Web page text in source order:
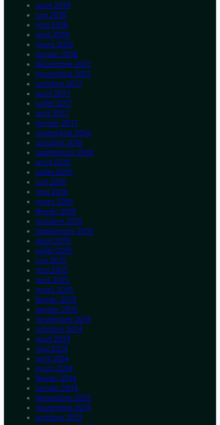
août 2018
juin 2018
mai 2018
avril 2018
mars 2018
janvier 2018
décembre 2017
novembre 2017
octobre 2017
août 2017
juillet 2017
avril 2017
janvier 2017
novembre 2016
octobre 2016
septembre 2016
août 2016
juillet 2016
juin 2016
mai 2016
mars 2016
février 2016
octobre 2015
septembre 2015
août 2015
juillet 2015
juin 2015
mai 2015
avril 2015
mars 2015
février 2015
janvier 2015
novembre 2014
octobre 2014
août 2014
mai 2014
avril 2014
mars 2014
février 2014
janvier 2014
décembre 2013
novembre 2013
octobre 2013